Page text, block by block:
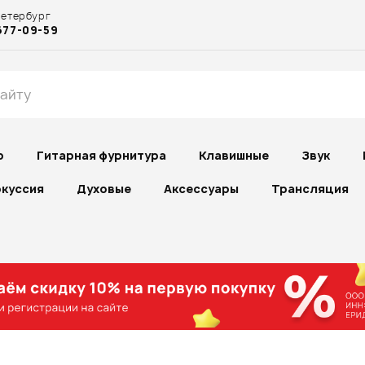
09-59
Гитарная фурнитура Клавишные Звук
Духовые Аксессуары Трансляция